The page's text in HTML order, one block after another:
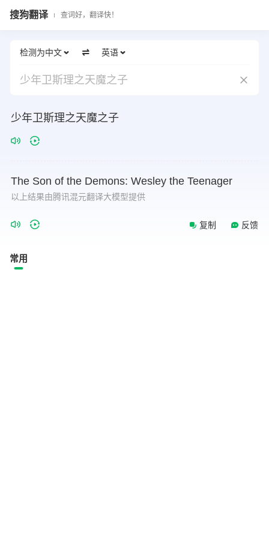
搜狗翻译 查词好，翻译快！
检测为中文 英语
少年卫斯理之天魔之子
少年卫斯理之天魔之子
The Son of the Demons: Wesley the Teenager
以上结果由腾讯混元翻译大模型提供
复制 反馈
常用